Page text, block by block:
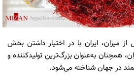
میزان، ایران با در اختیار داشتن بخش
همچنان به‌عنوان بزرگ‌ترین تولیدکننده و
در جهان شناخته می‌شود.